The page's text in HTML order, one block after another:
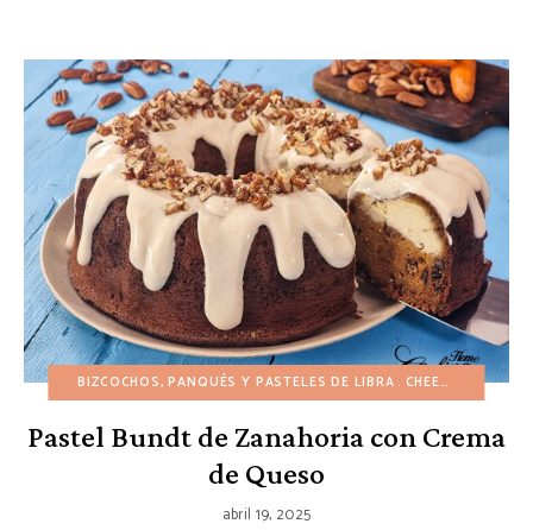
BIZCOCHOS, PANQUÉS Y PASTELES DE LIBRA CHEESECAKES
Pastel Bundt de Zanahoria con Crema
de Queso
abril 19, 2025